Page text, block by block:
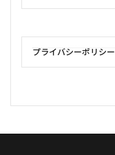
プライバシーポリシー